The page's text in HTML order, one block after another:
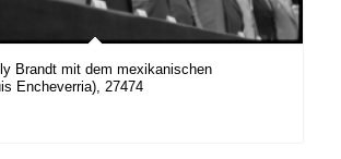
Brandt mit dem mexikanischen
Encheverria), 27474